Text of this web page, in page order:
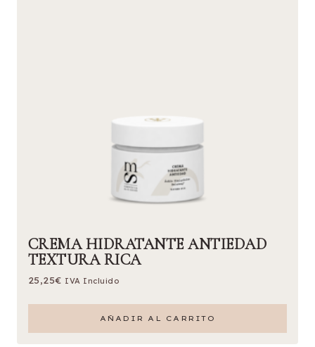
CREMA HIDRATANTE ANTIEDAD
TEXTURA RICA
25,25€ IVA Incluido
AÑADIR AL CARRITO